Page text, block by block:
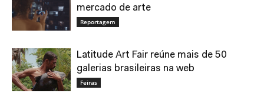
mercado de arte
Reportagem
Latitude Art Fair reúne mais de 50
galerias brasileiras na web
Feiras